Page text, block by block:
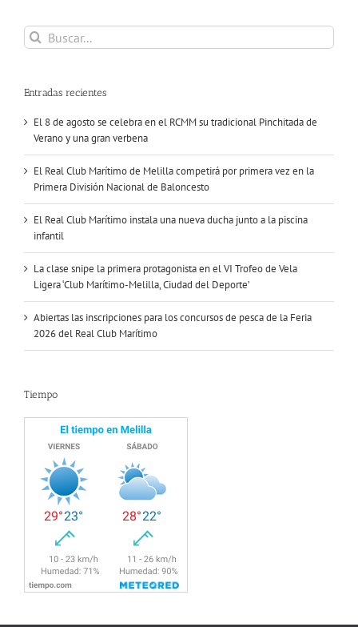
Buscar:
Entradas recientes
El 8 de agosto se celebra en el RCMM su tradicional Pinchitada de
Verano y una gran verbena
El Real Club Marítimo de Melilla competirá por primera vez en la
Primera División Nacional de Baloncesto
El Real Club Marítimo instala una nueva ducha junto a la piscina
infantil
La clase snipe la primera protagonista en el VI Trofeo de Vela
Ligera ‘Club Marítimo-Melilla, Ciudad del Deporte’
Abiertas las inscripciones para los concursos de pesca de la Feria
2026 del Real Club Marítimo
Tiempo